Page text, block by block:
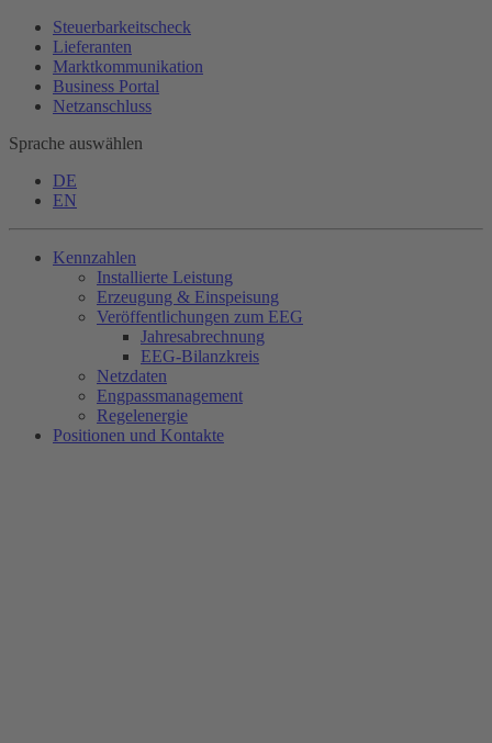
Steuerbarkeitscheck
Lieferanten
Marktkommunikation
Business Portal
Netzanschluss
Sprache auswählen
DE
EN
Kennzahlen
Installierte Leistung
Erzeugung & Einspeisung
Veröffentlichungen zum EEG
Jahresabrechnung
EEG-Bilanzkreis
Netzdaten
Engpassmanagement
Regelenergie
Positionen und Kontakte